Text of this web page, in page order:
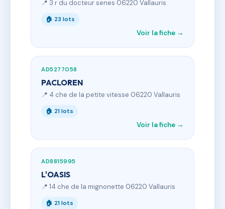
📍 3 r du docteur senes 06220 Vallauris
🏠 23 lots
Voir la fiche →
AD5277058
PACLOREN
📍 4 che de la petite vitesse 06220 Vallauris
🏠 21 lots
Voir la fiche →
AD8815995
L'OASIS
📍 14 che de la mignonette 06220 Vallauris
🏠 21 lots